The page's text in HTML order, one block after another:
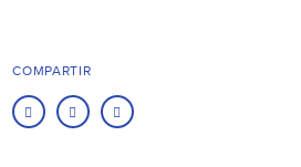
COMPARTIR